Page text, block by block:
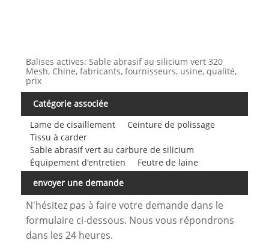
Balises actives: Sable abrasif au silicium vert 320
Mesh, Chine, fabricants, fournisseurs, usine, qualité,
prix
Catégorie associée
Lame de cisaillement
Ceinture de polissage
Tissu à carder
Sable abrasif vert au carbure de silicium
Équipement d'entretien
Feutre de laine
envoyer une demande
N'hésitez pas à faire votre demande dans le
formulaire ci-dessous. Nous vous répondrons
dans les 24 heures.